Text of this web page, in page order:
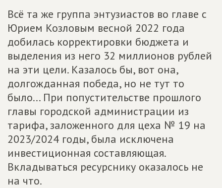
Всё та же группа энтузиастов во главе с
Юрием Козловым весной 2022 года
добилась корректировки бюджета и
выделения из него 32 миллионов рублей
на эти цели. Казалось бы, вот она,
долгожданная победа, но не тут то
было... При попустительстве прошлого
главы городской администрации из
тарифа, заложенного для цеха № 19 на
2023/2024 годы, была исключена
инвестиционная составляющая.
Вкладываться ресурснику оказалось не
на что.